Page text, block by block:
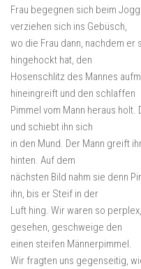
Frau begegnen sich beim
verziehen sich ins Gebüsch,
wo die Frau dann, nachdem er
hingehockt hat, den
Hosenschlitz des Mannes
hineingreift und den schlaffen
Pimmel vom Mann heraus holt.
und schiebt ihn sich
in den Mund. Der Mann greift
hinten. Auf dem
nächsten Bild nahm sie denn
ihn, bis er Steif in der
Luft hing. Wir waren so
gesehen, geschweige den
einen steifen Männerpimmel.
Wir fragten uns gegenseitig,